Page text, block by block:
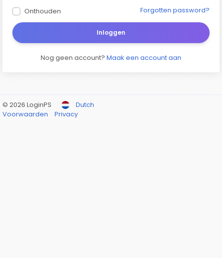
Onthouden Forgotten password?
Inloggen
Nog geen account? Maak een account aan
© 2026 LoginPS
Dutch
Voorwaarden
Privacy